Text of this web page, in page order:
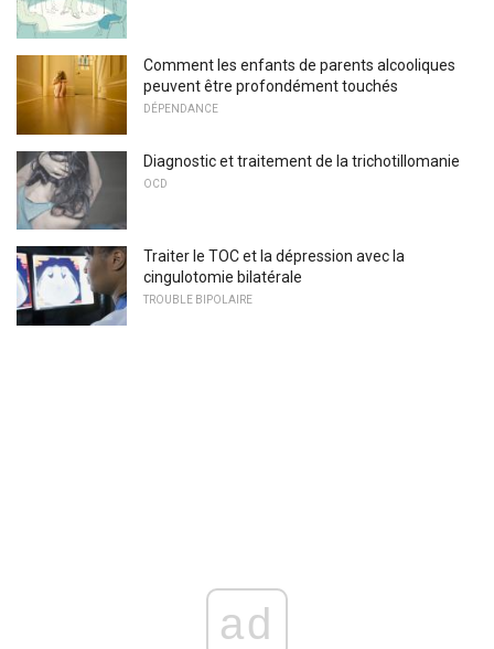
Comment les enfants de parents alcooliques
peuvent être profondément touchés
DÉPENDANCE
Diagnostic et traitement de la trichotillomanie
OCD
Traiter le TOC et la dépression avec la
cingulotomie bilatérale
TROUBLE BIPOLAIRE
ad